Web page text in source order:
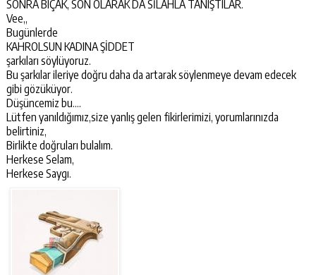
SONRA BIÇAK, SON OLARAK DA SİLAHLA TANIŞTILAR.
Vee,,
Bugünlerde
KAHROLSUN KADINA ŞİDDET
şarkıları söylüyoruz.
Bu şarkılar ileriye doğru daha da artarak söylenmeye devam edecek
gibi gözüküyor.
Düşüncemiz bu….
Lütfen yanıldığımız,size yanlış gelen fikirlerimizi, yorumlarınızda
belirtiniz,
Birlikte doğruları bulalım.
Herkese Selam,
Herkese Saygı.